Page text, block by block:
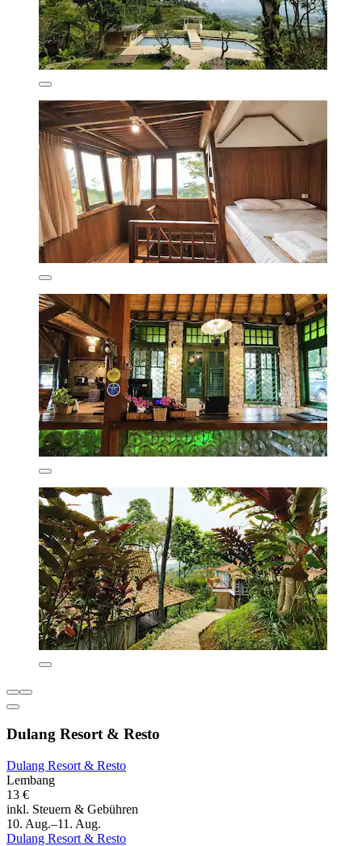
Dulang Resort & Resto
Dulang Resort & Resto
Lembang
13 €
inkl. Steuern & Gebühren
10. Aug.–11. Aug.
Dulang Resort & Resto